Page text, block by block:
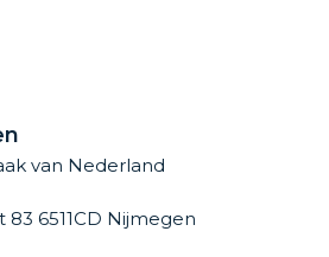
van Nederland
6511CD Nijmegen